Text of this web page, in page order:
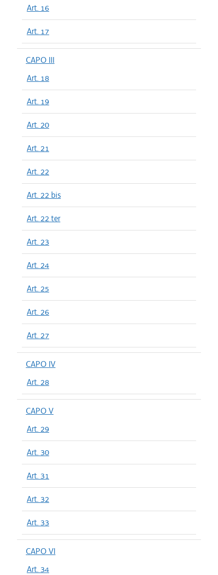
Art. 16
Art. 17
CAPO III
Art. 18
Art. 19
Art. 20
Art. 21
Art. 22
Art. 22 bis
Art. 22 ter
Art. 23
Art. 24
Art. 25
Art. 26
Art. 27
CAPO IV
Art. 28
CAPO V
Art. 29
Art. 30
Art. 31
Art. 32
Art. 33
CAPO VI
Art. 34